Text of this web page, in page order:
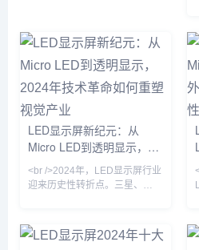
LED显示屏新纪元：从
Micro LED到透明显示，
2024年技术革命如何重塑
视觉产业
<br />2024年，LED显示屏行业
迎来历史性转折点。三星、
关键节点，而苹果手表率先采用
Micro LED面板的消息更让整个